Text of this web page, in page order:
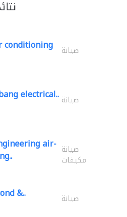
conditioning صيانة
electrical.. صيانة
air- صيانة
مكيفات
&.. صيانة